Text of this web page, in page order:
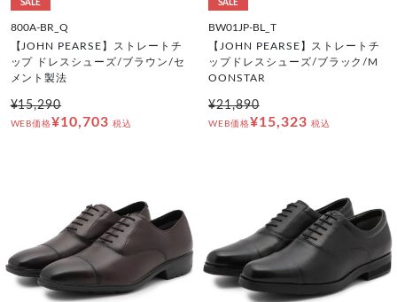
SALE
800A-BR_Q
【JOHN PEARSE】ストレートチ
ップ ドレスシューズ/ブラウン/セ
メント製法
¥15,290
WEB価格¥10,703 税込
SALE
BW01JP-BL_T
【JOHN PEARSE】ストレートチ
ップドレスシューズ/ブラック/M
OONSTAR
¥21,890
WEB価格¥15,323 税込